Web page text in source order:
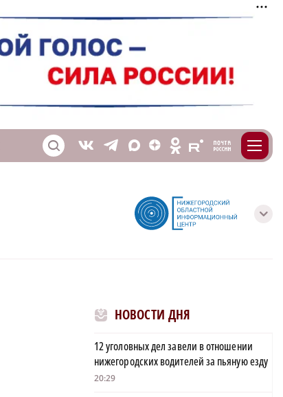
S V T X Z O E m
с
НОВОСТИ ДНЯ
12 уголовных дел завели в отношении
нижегородских водителей за пьяную езду
20:29